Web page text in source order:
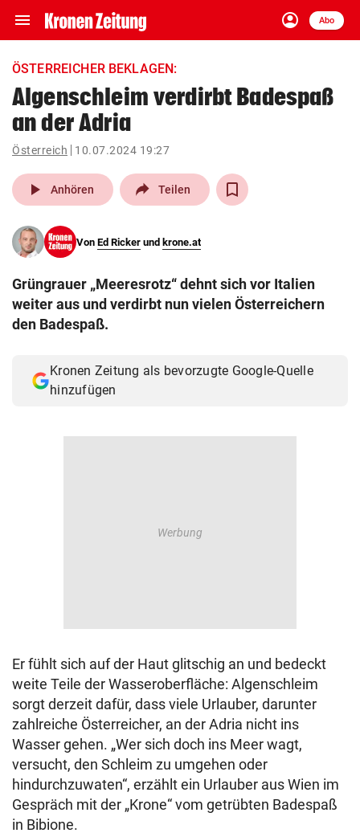
menu Navigation
ein-/ausklappen
account_circle
Anmelden
Abo
close Schließen
account_circle Anmelden
pin_drop
Wien arrow_right
search
eingeben
© Krone Multimedia GmbH & Co KG 2026
Muthgasse 2, 1190 Wien
ÖSTERREICHER BEKLAGEN:
Algenschleim verdirbt Badespaß
an der Adria
Österreich 10.07.2024 19:27
play_arrow Anhören Teilen
Von Ed Ricker und krone.at
Grüngrauer „Meeresrotz“ dehnt sich vor Italien
weiter aus und verdirbt nun vielen Österreichern
den Badespaß.
Kronen Zeitung als bevorzugte Google-Quelle
hinzufügen
Er fühlt sich auf der Haut glitschig an und bedeckt
weite Teile der Wasseroberfläche: Algenschleim
sorgt derzeit dafür, dass viele Urlauber, darunter
zahlreiche Österreicher, an der Adria nicht ins
Wasser gehen. „Wer sich doch ins Meer wagt,
versucht, den Schleim zu umgehen oder
hindurchzuwaten“, erzählt ein Urlauber aus Wien im
Gespräch mit der „Krone“ vom getrübten Badespaß
in Bibione.